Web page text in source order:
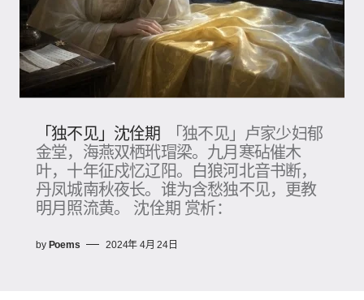
「独不见」沈佺期
「独不见」卢家少妇郁
金堂，海燕双栖玳瑁梁。九月寒砧催木
叶，十年征戍忆辽阳。白狼河北音书断，
丹凤城南秋夜长。谁为含愁独不见，更教
明月照流黄。 沈佺期 赏析：
by Poems 2024年 4月 24日